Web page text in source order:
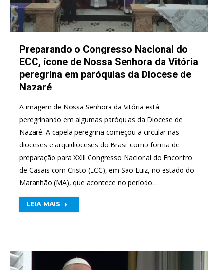
Preparando o Congresso Nacional do
ECC, ícone de Nossa Senhora da Vitória
peregrina em paróquias da Diocese de
Nazaré
A imagem de Nossa Senhora da Vitória está
peregrinando em algumas paróquias da Diocese de
Nazaré. A capela peregrina começou a circular nas
dioceses e arquidioceses do Brasil como forma de
preparação para XXlll Congresso Nacional do Encontro
de Casais com Cristo (ECC), em São Luiz, no estado do
Maranhão (MA), que acontece no período…
LEIA MAIS